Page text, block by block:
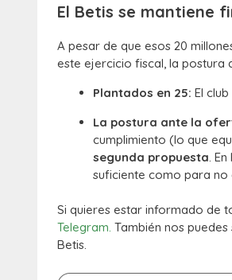
El Betis se mantiene
A pesar de que esos 20
este ejercicio fiscal, la postura
Plantados en 25: El
La postura ante la
cumplimiento (lo que
segunda propuesta.
suficiente como para no
Si quieres estar informado de
Telegram. También nos puedes
Betis.